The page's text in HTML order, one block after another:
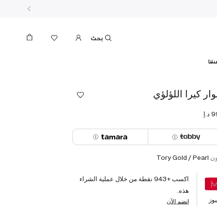
كيرا اللؤلؤي
Tory Gold / Pearl
اكسب +943 نقطة من خلال عملية الشراء
هذه.
انضم الآن